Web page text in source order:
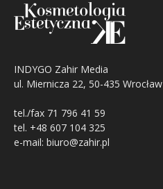
INDYGO Zahir Media
ul. Miernicza 22, 50-435 Wrocław
tel./fax 71 796 41 59
tel. +48 607 104 325
e-mail: biuro@zahir.pl